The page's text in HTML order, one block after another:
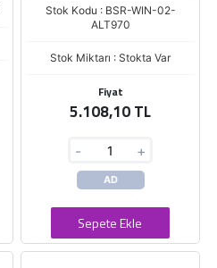
Stok Kodu : BSR-WIN-02-
ALT970
Stok Miktarı : Stokta Var
Fiyat
5.108,10 TL
- +
AD
Sepete Ekle